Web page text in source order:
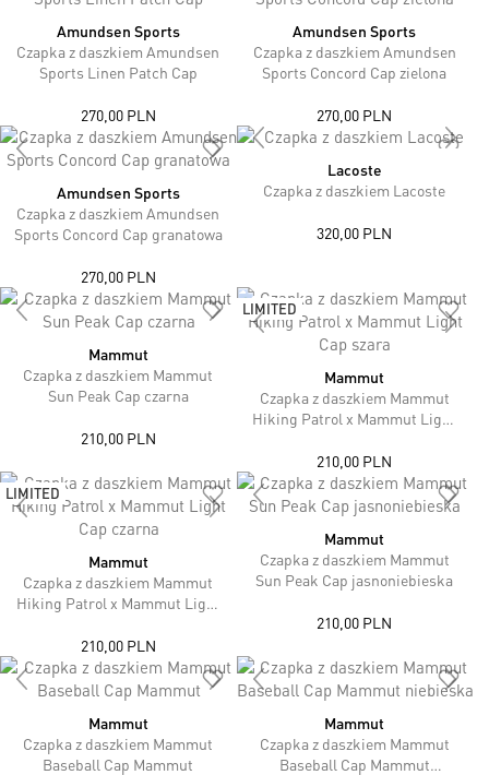
Amundsen Sports
Czapka z daszkiem Amundsen
Sports Linen Patch Cap
270,00 PLN
Amundsen Sports
Czapka z daszkiem Amundsen
Sports Concord Cap zielona
270,00 PLN
Amundsen Sports
Czapka z daszkiem Amundsen
Sports Concord Cap granatowa
270,00 PLN
Lacoste
Czapka z daszkiem Lacoste
320,00 PLN
Mammut
Czapka z daszkiem Mammut
Sun Peak Cap czarna
210,00 PLN
LIMITED
Mammut
Czapka z daszkiem Mammut
Hiking Patrol x Mammut Light
210,00 PLN
LIMITED
Mammut
Czapka z daszkiem Mammut
Hiking Patrol x Mammut Light
210,00 PLN
Mammut
Czapka z daszkiem Mammut
Sun Peak Cap jasnoniebieska
210,00 PLN
Mammut
Czapka z daszkiem Mammut
Baseball Cap Mammut
Mammut
Czapka z daszkiem Mammut
Baseball Cap Mammut